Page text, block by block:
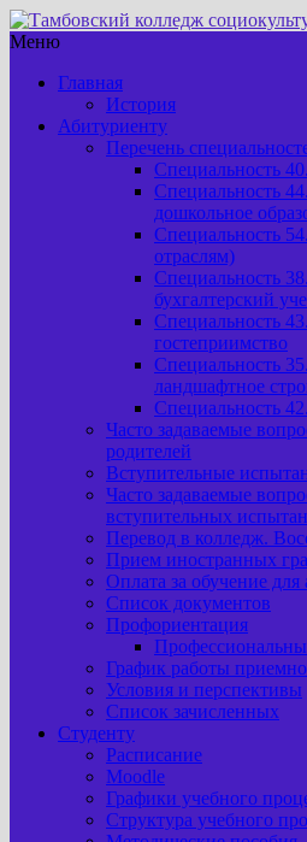
Меню
Главная
История
Абитуриенту
Перечень
Специальность
Специальность
дошкольное
Специальность
отраслям)
Специальность
бухгалтерский
Специальность
гостеприимство
Специальность
ландшафтное
Специальность
Часто задаваемые
родителей
Вступительные
Часто задаваемые
вступительных
Перевод в колледж.
Прием иностранных
Оплата за обучение для
Список документов
Профориентация
График работы
Условия и перспективы
Список зачисленных
Студенту
Расписание
Moodle
Графики учебного
Структура учебного